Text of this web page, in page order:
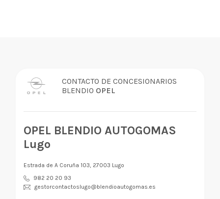
CONTACTO DE CONCESIONARIOS
BLENDIO OPEL
OPEL BLENDIO AUTOGOMAS
Lugo
Estrada de A Coruña 103, 27003 Lugo
982 20 20 93
gestorcontactoslugo@blendioautogomas.es